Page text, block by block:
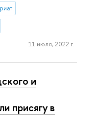
11 июля, 2022 г.
и
присягу в